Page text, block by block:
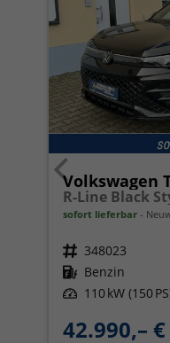
Volkswagen
sofort lieferbar
Fahrzeugnr. 348023
Kraftstoff Benzin
Leistung 110 kW (150
42.990,– €